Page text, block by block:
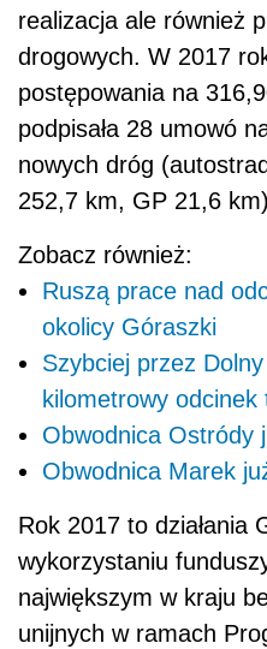
realizacja ale również
drogowych. W 2017
postępowania na
podpisała 28 umowó
nowych dróg
252,7 km, GP 21,6
Zobacz również:
Ruszą prace nad
okolicy Góraszki
Szybciej przez
kilometrowy odcinek
Obwodnica Ostródy
Obwodnica Marek
Rok 2017 to działania
wykorzystaniu
największym w kraju
unijnych w ramach